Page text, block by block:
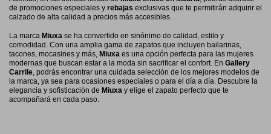
de promociones especiales y rebajas exclusivas que te permitirán adquirir el
calzado de alta calidad a precios más accesibles.
La marca Miuxa se ha convertido en sinónimo de calidad, estilo y
comodidad. Con una amplia gama de zapatos que incluyen bailarinas,
tacones, mocasines y más, Miuxa es una opción perfecta para las mujeres
modernas que buscan estar a la moda sin sacrificar el confort. En Gallery
Carrile, podrás encontrar una cuidada selección de los mejores modelos de
la marca, ya sea para ocasiones especiales o para el día a día. Descubre la
elegancia y sofisticación de Miuxa y elige el zapato perfecto que te
acompañará en cada paso.